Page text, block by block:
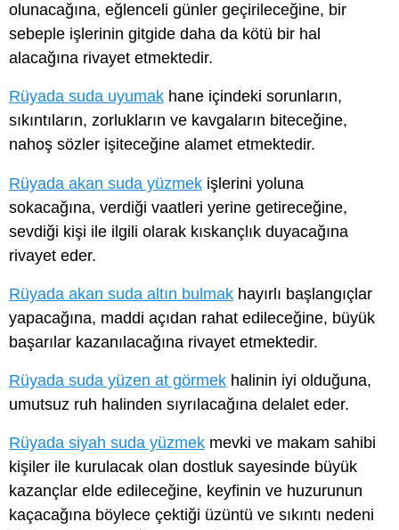
olunacağına, eğlenceli günler geçirileceğine, bir
sebeple işlerinin gitgide daha da kötü bir hal
alacağına rivayet etmektedir.
Rüyada suda uyumak hane içindeki sorunların,
sıkıntıların, zorlukların ve kavgaların biteceğine,
nahoş sözler işiteceğine alamet etmektedir.
Rüyada akan suda yüzmek işlerini yoluna
sokacağına, verdiği vaatleri yerine getireceğine,
sevdiği kişi ile ilgili olarak kıskançlık duyacağına
rivayet eder.
Rüyada akan suda altın bulmak hayırlı başlangıçlar
yapacağına, maddi açıdan rahat edileceğine, büyük
başarılar kazanılacağına rivayet etmektedir.
Rüyada suda yüzen at görmek halinin iyi olduğuna,
umutsuz ruh halinden sıyrılacağına delalet eder.
Rüyada siyah suda yüzmek mevki ve makam sahibi
kişiler ile kurulacak olan dostluk sayesinde büyük
kazançlar elde edileceğine, keyfinin ve huzurunun
kaçacağına böylece çektiği üzüntü ve sıkıntı nedeni